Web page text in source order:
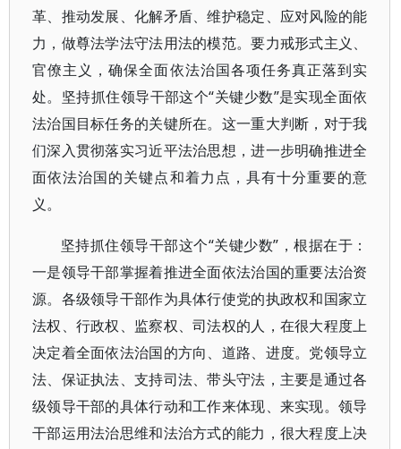
革、推动发展、化解矛盾、维护稳定、应对风险的能
力，做尊法学法守法用法的模范。要力戒形式主义、
官僚主义，确保全面依法治国各项任务真正落到实
处。坚持抓住领导干部这个“关键少数”是实现全面依
法治国目标任务的关键所在。这一重大判断，对于我
们深入贯彻落实习近平法治思想，进一步明确推进全
面依法治国的关键点和着力点，具有十分重要的意
义。
坚持抓住领导干部这个“关键少数”，根据在于：
一是领导干部掌握着推进全面依法治国的重要法治资
源。各级领导干部作为具体行使党的执政权和国家立
法权、行政权、监察权、司法权的人，在很大程度上
决定着全面依法治国的方向、道路、进度。党领导立
法、保证执法、支持司法、带头守法，主要是通过各
级领导干部的具体行动和工作来体现、来实现。领导
干部运用法治思维和法治方式的能力，很大程度上决